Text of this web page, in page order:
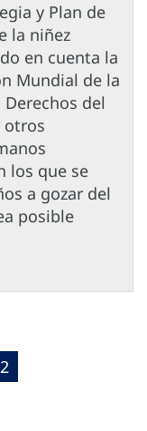
y Plan de
la niñez
en cuenta la
Mundial de la
del
otros
los que se
a gozar del
posible